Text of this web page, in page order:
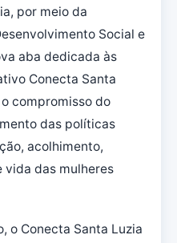
por meio da
Social e
aba dedicada às
Conecta Santa
compromisso do
das políticas
acolhimento,
vida das mulheres
o Conecta Santa Luzia